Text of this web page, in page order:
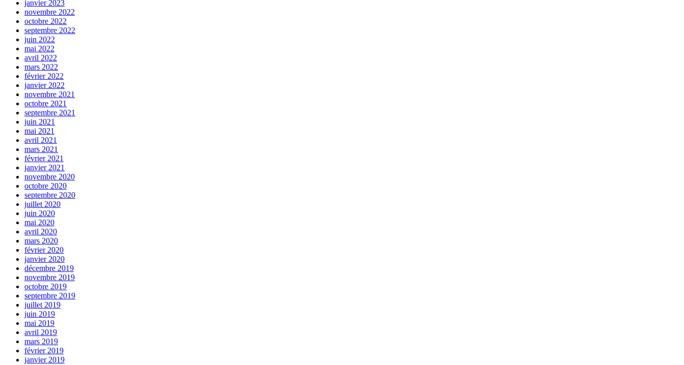
janvier 2023
novembre 2022
octobre 2022
septembre 2022
juin 2022
mai 2022
avril 2022
mars 2022
février 2022
janvier 2022
novembre 2021
octobre 2021
septembre 2021
juin 2021
mai 2021
avril 2021
mars 2021
février 2021
janvier 2021
novembre 2020
octobre 2020
septembre 2020
juillet 2020
juin 2020
mai 2020
avril 2020
mars 2020
février 2020
janvier 2020
décembre 2019
novembre 2019
octobre 2019
septembre 2019
juillet 2019
juin 2019
mai 2019
avril 2019
mars 2019
février 2019
janvier 2019